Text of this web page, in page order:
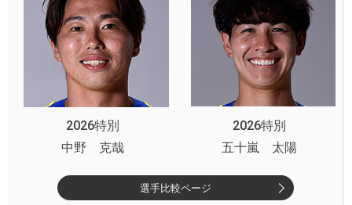
2026特別
2026特別
中野 克哉
五十嵐 太陽
選手比較ページ